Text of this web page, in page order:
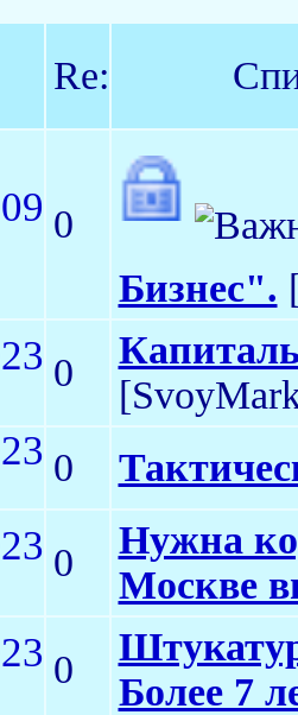
Re:
0
Бизнес".
0
0
0
Нужна
Москве
0
Более 7